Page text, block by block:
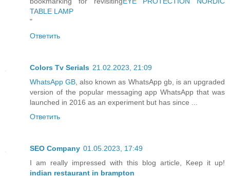
TABLE LAMP
"
Ответить
Colors Tv Serials 21.02.2023, 21:09
WhatsApp GB, also known as WhatsApp gb, is an upgraded
version of the popular messaging app WhatsApp that was
launched in 2016 as an experiment but has since ...
Ответить
SEO Company 01.05.2023, 17:49
I am really impressed with this blog article, Keep it up!
indian restaurant in brampton